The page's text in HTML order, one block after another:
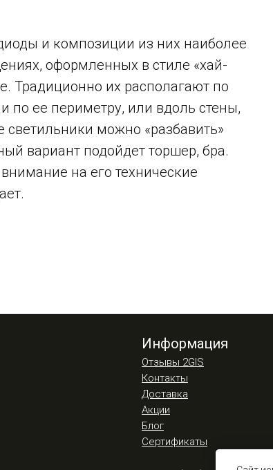
и композиции из них наиболее
оформленных в стиле «хай-
Традиционно их располагают по
по ее периметру, или вдоль стены,
светильники можно «разбавить»
вариант подойдет торшер, бра.
на его технические
Информация
Отзывы 2GIS
Контакты
Блог
Сертификаты
Доставка
Акции